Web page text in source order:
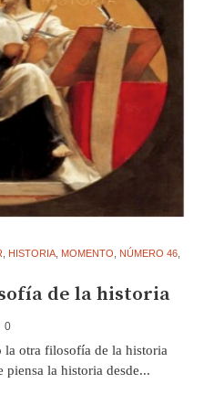
HISTORIA, MOMENTO NÚMERO 46,
de la historia
0
la otra filosofía de la historia
piensa la historia desde...